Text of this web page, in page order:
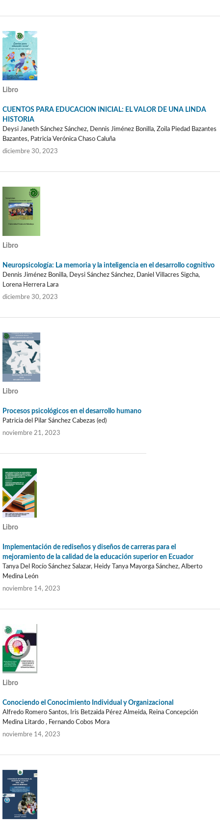
Libro
CUENTOS PARA EDUCACION INICIAL: EL VALOR DE UNA LINDA
HISTORIA
Deysi Janeth Sánchez Sánchez, Dennis Jiménez Bonilla, Zoila Piedad Bazantes
Bazantes, Patricia Verónica Chaso Caluña
diciembre 30, 2023
Libro
Neuropsicología: La memoria y la inteligencia en el desarrollo cognitivo
Dennis Jiménez Bonilla, Deysi Sánchez Sánchez, Daniel Villacres Sigcha,
Lorena Herrera Lara
diciembre 30, 2023
Libro
Procesos psicológicos en el desarrollo humano
Patricia del Pilar Sánchez Cabezas (ed)
noviembre 21, 2023
Libro
Implementación de rediseños y diseños de carreras para el
mejoramiento de la calidad de la educación superior en Ecuador
Tanya Del Rocío Sánchez Salazar, Heidy Tanya Mayorga Sánchez, Alberto
Medina León
noviembre 14, 2023
Libro
Conociendo el Conocimiento Individual y Organizacional
Alfredo Romero Santos, Iris Betzaida Pérez Almeida, Reina Concepción
Medina Litardo , Fernando Cobos Mora
noviembre 14, 2023